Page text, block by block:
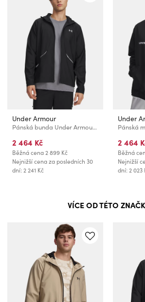
Under Armour
Pánská bunda Under Armour UA Unstoppable Woven Jacket-BLK
2 464 Kč
Běžná cena2 899 Kč
Nejnižší cena za posledních 30
dní: 2 241 Kč
Under
2 464
Běžná
Nejnižší
dní: 2 023
VÍCE OD TÉTO